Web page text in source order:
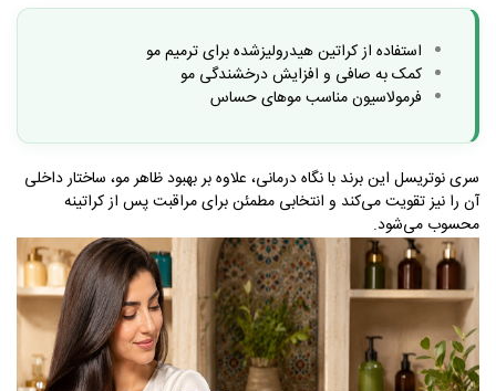
استفاده از کراتین هیدرولیزشده برای ترمیم مو
کمک به صافی و افزایش درخشندگی مو
فرمولاسیون مناسب موهای حساس
سری نوتریسل این برند با نگاه درمانی، علاوه بر بهبود ظاهر مو، ساختار داخلی
آن را نیز تقویت می‌کند و انتخابی مطمئن برای مراقبت پس از کراتینه
محسوب می‌شود.